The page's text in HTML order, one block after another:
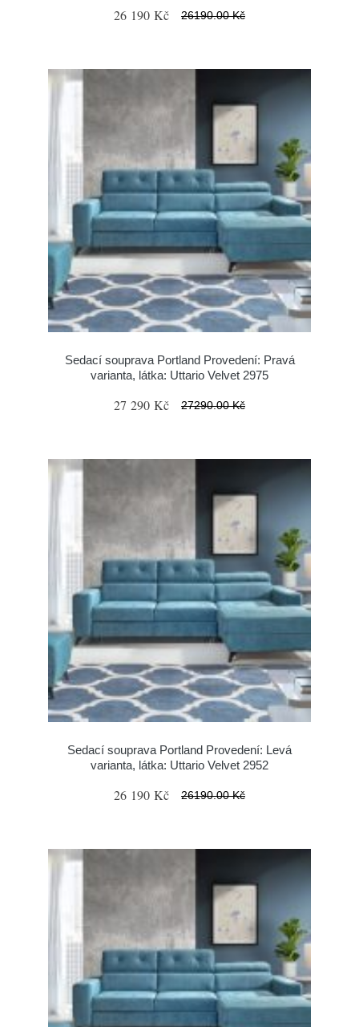
26 190 Kč 26190.00 Kč
Sedací souprava Portland Provedení: Pravá
varianta, látka: Uttario Velvet 2975
27 290 Kč 27290.00 Kč
Sedací souprava Portland Provedení: Levá
varianta, látka: Uttario Velvet 2952
26 190 Kč 26190.00 Kč